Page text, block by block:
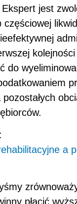
jest
częściowej
do
a
płacić